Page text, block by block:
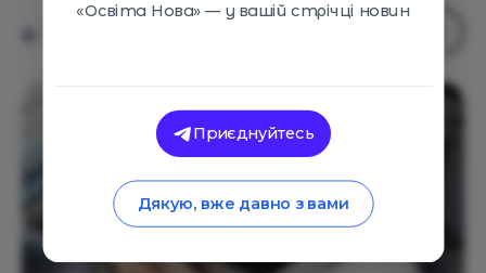
«Освіта Нова» — у вашій стрічці новин
Приєднуйтесь
Дякую, вже давно з вами